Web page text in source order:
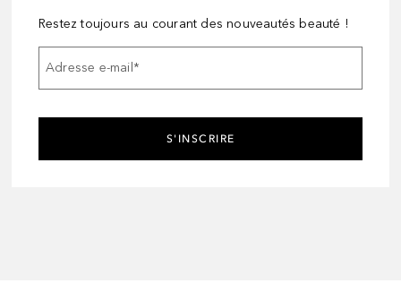
Restez toujours au courant des nouveautés beauté !
Adresse e-mail*
S'INSCRIRE